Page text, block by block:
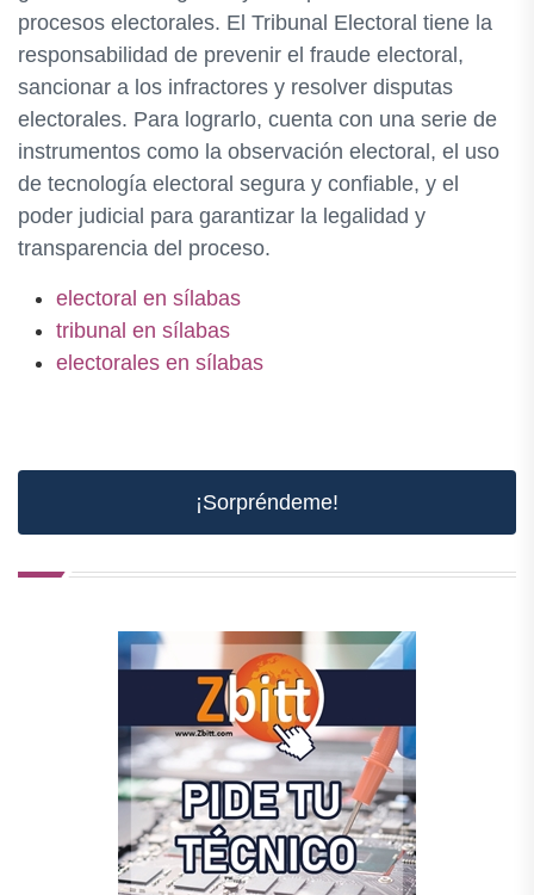
procesos electorales. El Tribunal Electoral tiene la
responsabilidad de prevenir el fraude electoral,
sancionar a los infractores y resolver disputas
electorales. Para lograrlo, cuenta con una serie de
instrumentos como la observación electoral, el uso
de tecnología electoral segura y confiable, y el
poder judicial para garantizar la legalidad y
transparencia del proceso.
electoral en sílabas
tribunal en sílabas
electorales en sílabas
¡Sorpréndeme!